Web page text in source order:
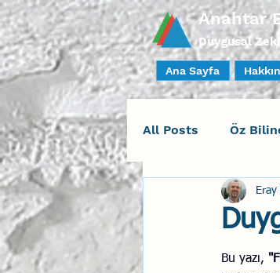
Anahtar
Duygusal
Ana Sayfa
All Posts Öz
Sosyal Bilinç
Yaratıcı Drama
Eray
Bu yazı,